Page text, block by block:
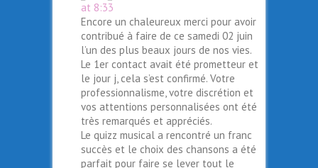
at 8:33
Encore un chaleureux merci pour avoir
contribué à faire de ce samedi 02 juin
l’un des plus beaux jours de nos vies.
Le 1er contact avait été prometteur et
le jour j, cela s’est confirmé. Votre
professionnalisme, votre discrétion et
vos attentions personnalisées ont été
très remarqués et appréciés.
Le quizz musical a rencontré un franc
succès et le choix des chansons a été
parfait pour faire se lever tout le